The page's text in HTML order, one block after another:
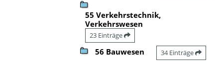
55 Verkehrstechnik,
Verkehrswesen
23 Einträge
56 Bauwesen 34 Einträge